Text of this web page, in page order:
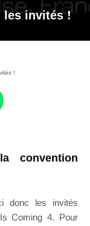
les invités !
!
convention
donc les invités
Coming 4. Pour